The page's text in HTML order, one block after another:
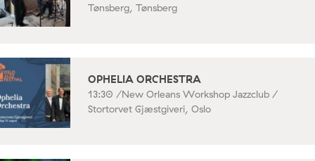
Tønsberg, Tønsberg
OPHELIA ORCHESTRA
13:30 /New Orleans Workshop Jazzclub /
Stortorvet Gjæstgiveri, Oslo